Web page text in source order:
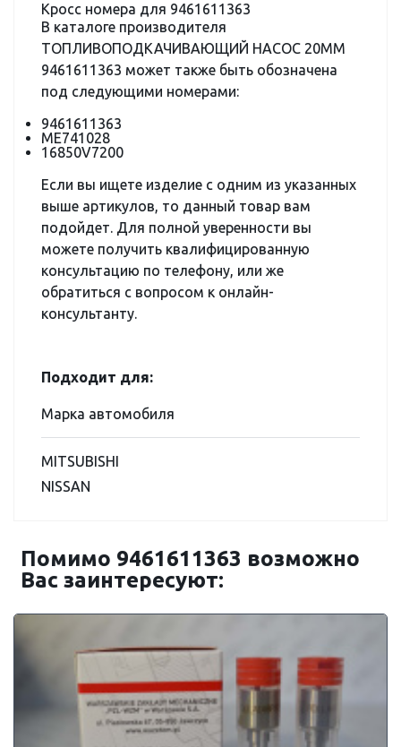
Кросс номера для 9461611363
В каталоге производителя
ТОПЛИВОПОДКАЧИВАЮЩИЙ НАСОС 20MM
9461611363 может также быть обозначена
под следующими номерами:
9461611363
ME741028
16850V7200
Если вы ищете изделие с одним из указанных
выше артикулов, то данный товар вам
подойдет. Для полной уверенности вы
можете получить квалифицированную
консультацию по телефону, или же
обратиться с вопросом к онлайн-
консультанту.
Подходит для:
Марка автомобиля
MITSUBISHI
NISSAN
Помимо 9461611363 возможно
Вас заинтересуют: